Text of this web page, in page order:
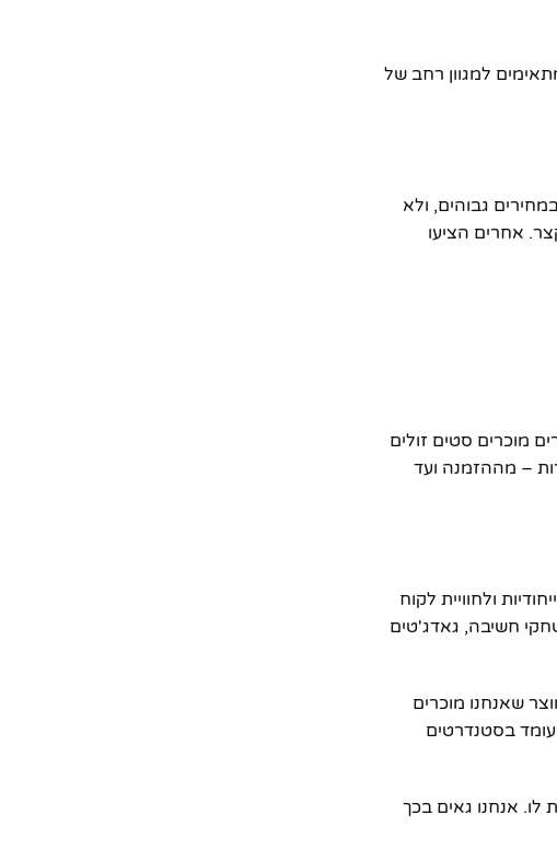
למגוון רחב של
גבוהים, ולא
אחרים הציעו
מוכרים סטים זולים
– מההזמנה ועד
ולחוויית לקוח
חשיבה, גאדג'טים
שאנחנו מוכרים
בסטנדרטים
לו. אנחנו גאים בכך